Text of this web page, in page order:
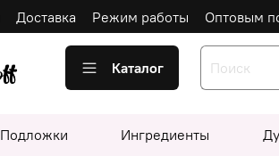
Доставка Режим работы Оптовым
Каталог
Подложки Ингредиенты